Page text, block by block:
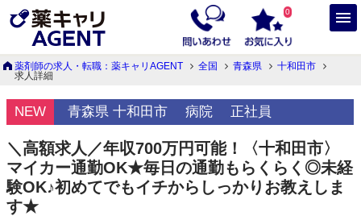
0
薬剤師の求人・転職：薬キャリAGENT 全国 青森県
十和田市
求人詳細
NEW 青森県 十和田市 病院 正社員
＼高額求人／年収700万円可能！〈十和田市〉
マイカー通勤OK★毎日の通勤もらくらく◎未経
験OK♪初めてでもイチからしっかりお教えしま
す★